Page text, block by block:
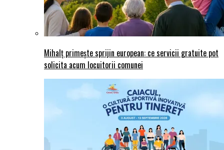
Mihalț primește sprijin european: ce servicii gratuite pot
solicita acum locuitorii comunei